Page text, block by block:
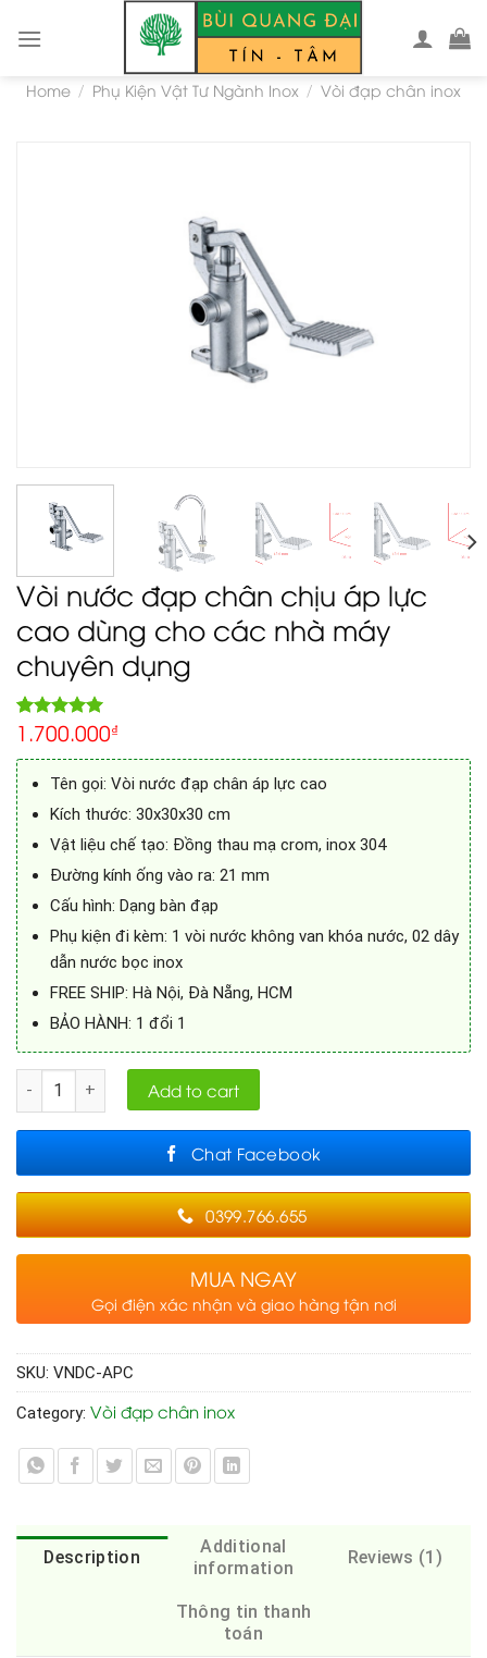
Home / Phụ Kiện Vật Tư Ngành Inox / Vòi đạp chân inox
Vòi nước đạp chân chịu áp lực
cao dùng cho các nhà máy
chuyên dụng
Rated5.00
out of 5
based on
1
customer
rating
1.700.000₫
Tên gọi: Vòi nước đạp chân áp lực cao
Kích thước: 30x30x30 cm
Vật liệu chế tạo: Đồng thau mạ crom, inox 304
Đường kính ống vào ra: 21 mm
Cấu hình: Dạng bàn đạp
Phụ kiện đi kèm: 1 vòi nước không van khóa nước, 02 dây
dẫn nước bọc inox
FREE SHIP: Hà Nội, Đà Nẵng, HCM
BẢO HÀNH: 1 đổi 1
Quantity Add to cart
Chat Facebook
0399.766.655
MUA NGAY
Gọi điện xác nhận và giao hàng tận nơi
SKU: VNDC-APC
Category: Vòi đạp chân inox
Description
Additional
information
Reviews (1)
Thông tin thanh
toán